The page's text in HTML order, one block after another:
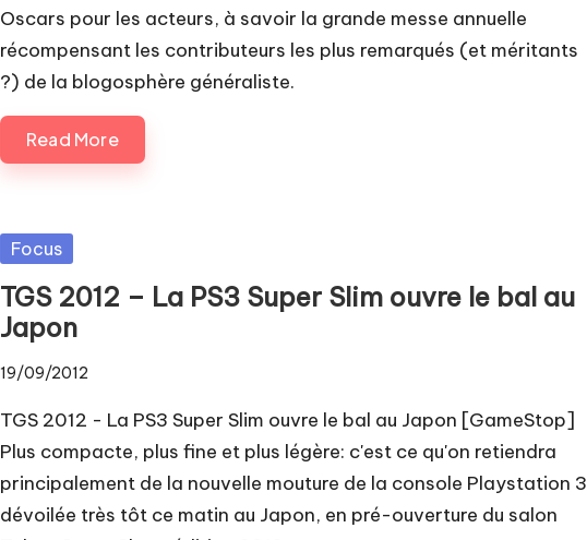
Oscars pour les acteurs, à savoir la grande messe annuelle
récompensant les contributeurs les plus remarqués (et méritants
?) de la blogosphère généraliste.
Read More
Posted
Focus
TGS 2012 – La PS3 Super Slim ouvre le bal au
Japon
19/09/2012
TGS 2012 - La PS3 Super Slim ouvre le bal au Japon [GameStop]
Plus compacte, plus fine et plus légère: c'est ce qu'on retiendra
principalement de la nouvelle mouture de la console Playstation 3
dévoilée très tôt ce matin au Japon, en pré-ouverture du salon